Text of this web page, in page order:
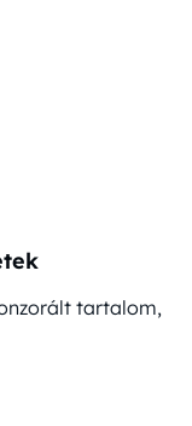
tartalom,